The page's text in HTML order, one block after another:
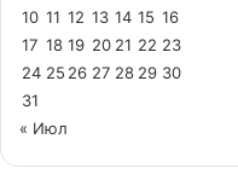
10 11 12 13 14 15 16
17 18 19 20 21 22 23
24 25 26 27 28 29 30
31
« Июл